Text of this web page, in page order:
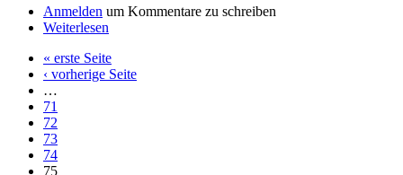
Anmelden um Kommentare zu schreiben
Weiterlesen
« erste Seite
‹ vorherige Seite
…
71
72
73
74
75